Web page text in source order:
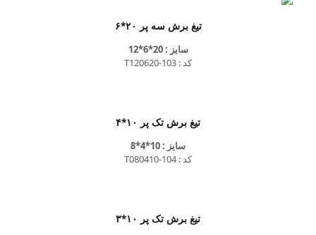
تیغ برش سه پر ۲۰*۶
سایز : 20*6*12
کد : T120620-103
تیغ برش تک پر ۱۰*۴
سایز : 10*4*8
کد : T080410-104
تیغ برش تک پر ۱۰*۳